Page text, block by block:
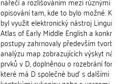
opisování tam, kde to bylo možné. K
byl využit elektronický nástroj
Atlas of Early Middle English a
postupy zahrnovaly především
analýzu map zobrazujících výskyt
prvků v D, doplněnou o rozebrání
které má D společné buď s dalšími